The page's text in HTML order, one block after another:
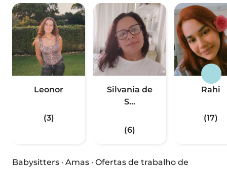
Leonor
(3)
Silvania de
S...
(6)
Rahi
(17)
Babysitters · Amas · Ofertas de trabalho de